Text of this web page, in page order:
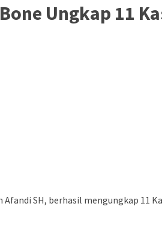
Ungkap 11
SH, berhasil mengungkap 11